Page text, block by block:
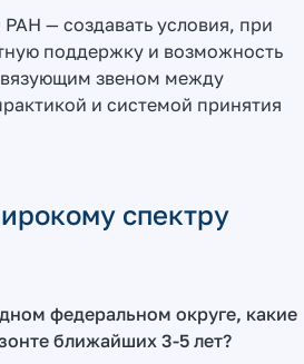
— создавать условия, при
поддержку и возможность
звеном между
и системой принятия
спектру
федеральном округе, какие
ближайших 3-5 лет?